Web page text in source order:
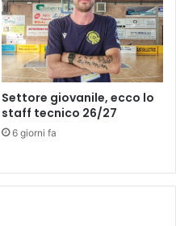
Settore giovanile, ecco lo
staff tecnico 26/27
6 giorni fa